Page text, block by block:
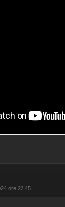
ore 22:45